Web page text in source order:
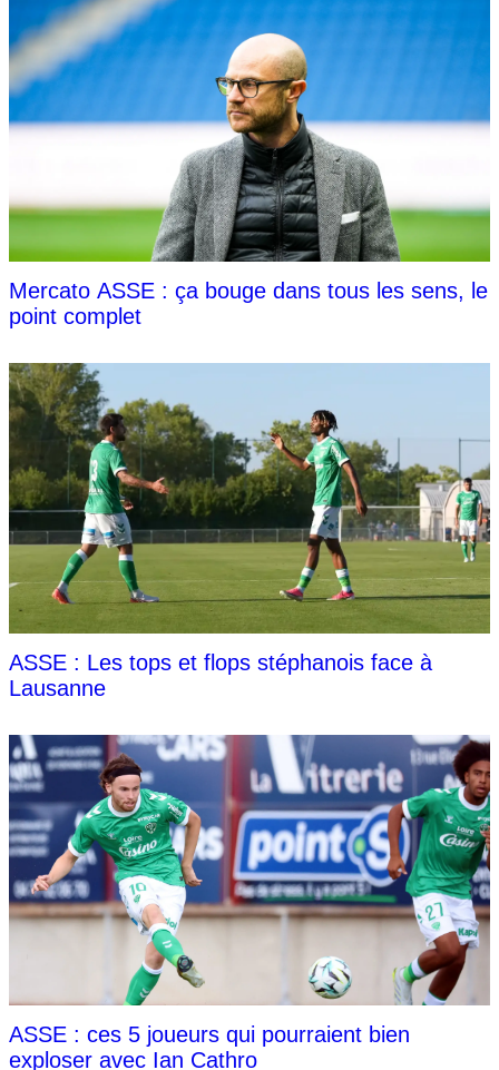
Mercato ASSE : ça bouge dans tous les sens, le
point complet
ASSE : Les tops et flops stéphanois face à
Lausanne
ASSE : ces 5 joueurs qui pourraient bien
exploser avec Ian Cathro